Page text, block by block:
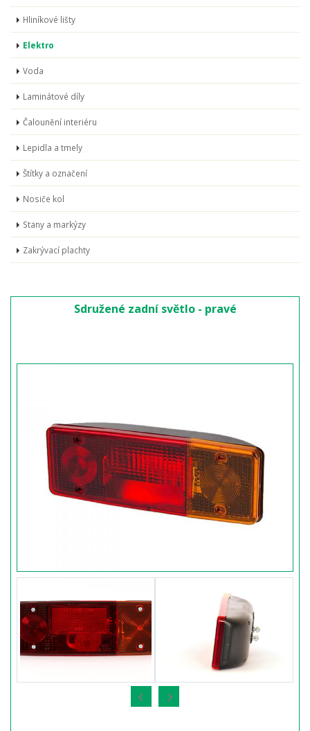
Hliníkové lišty
Elektro
Voda
Laminátové díly
Čalounění interiéru
Lepidla a tmely
Štítky a označení
Nosiče kol
Stany a markýzy
Zakrývací plachty
Sdružené zadní světlo - pravé